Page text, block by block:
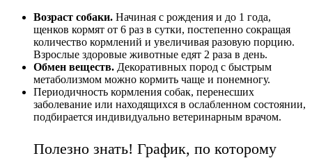
Возраст собаки. Начиная с рождения и до 1 года,
щенков кормят от 6 раз в сутки, постепенно сокращая
количество кормлений и увеличивая разовую порцию.
Взрослые здоровые животные едят 2 раза в день.
Обмен веществ. Декоративных пород с быстрым
метаболизмом можно кормить чаще и понемногу.
Периодичность кормления собак, перенесших
заболевание или находящихся в ослабленном состоянии,
подбирается индивидуально ветеринарным врачом.
Полезно знать! График, по которому